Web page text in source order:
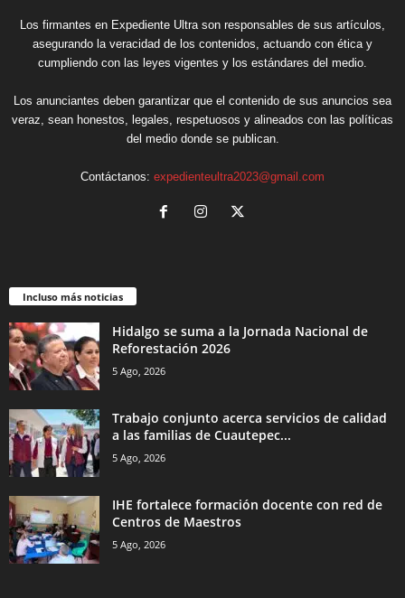
Los firmantes en Expediente Ultra son responsables de sus artículos,
asegurando la veracidad de los contenidos, actuando con ética y
cumpliendo con las leyes vigentes y los estándares del medio.
Los anunciantes deben garantizar que el contenido de sus anuncios sea
veraz, sean honestos, legales, respetuosos y alineados con las políticas
del medio donde se publican.
Contáctanos: expedienteultra2023@gmail.com
Incluso más noticias
Hidalgo se suma a la Jornada Nacional de
Reforestación 2026
5 Ago, 2026
Trabajo conjunto acerca servicios de calidad
a las familias de Cuautepec...
5 Ago, 2026
IHE fortalece formación docente con red de
Centros de Maestros
5 Ago, 2026